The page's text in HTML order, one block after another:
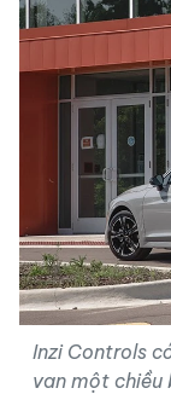
Inzi Controls
van một chiều